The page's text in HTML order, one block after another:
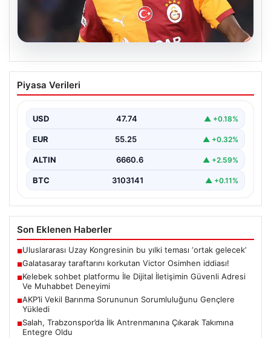
08.08.2026
Galatasaray taraftarını korkutan Victor
Osimhen iddiası!
Piyasa Verileri
USD 47.74 ▲ +0.18%
EUR 55.25 ▲ +0.32%
ALTIN 6660.6 ▲ +2.59%
BTC 3103141 ▲ +0.11%
Son Eklenen Haberler
■Uluslararası Uzay Kongresinin bu yılki teması ‘ortak gelecek’
■Galatasaray taraftarını korkutan Victor Osimhen iddiası!
■Kelebek sohbet platformu İle Dijital İletişimin Güvenli Adresi
Ve Muhabbet Deneyimi
■AKP’li Vekil Barınma Sorununun Sorumluluğunu Gençlere
Yükledi
■Salah, Trabzonspor’da İlk Antrenmanına Çıkarak Takımına
Entegre Oldu